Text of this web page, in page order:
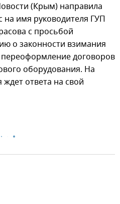
(Крым) направила
имя руководителя ГУП
с просьбой
о законности взимания
договоров
оборудования. На
ответа на свой